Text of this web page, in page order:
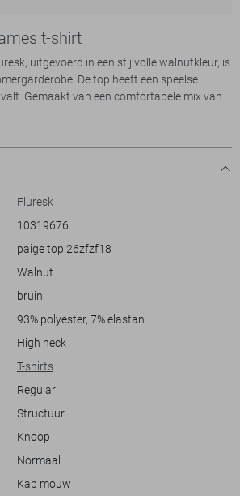
t-shirt
uitgevoerd in een stijlvolle walnutkleur, is
De top heeft een speelse
Gemaakt van een comfortabele mix van
biedt hij zowel een aangename stretch
een verfijnde look. De knoopsluiting
een subtiele finishing touch toe.
lengte is deze top perfect geschikt voor
maakt, de top past zich moeiteloos
hem bijvoorbeeld met een luchtige rok
of draag hem op een jeans voor een
Fluresk
10319676
paige top 26zfzf18
Walnut
bruin
93% polyester, 7% elastan
High neck
T-shirts
Regular
Structuur
Knoop
Normaal
Kap mouw